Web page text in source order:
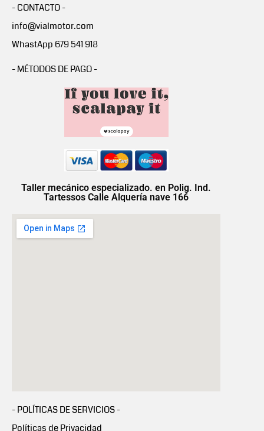
- CONTACTO -
info@vialmotor.com
WhastApp 679 541 918
- MÉTODOS DE PAGO -
Taller mecánico especializado. en Polig. Ind.
Tartessos Calle Alquería nave 166
- POLÍTICAS DE SERVICIOS -
Políticas de Privacidad